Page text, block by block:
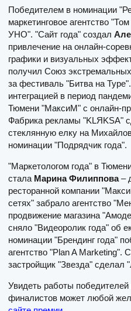
Победителем в номинации
маркетинговое агентство
УНО". "Сайт года" создал
привлечение на онлайн-
графики и визуальных
получил Союз
за фестиваль "Битва на
интеграцией в период
Тюмени "МаксиМ" с онлайн-
Фабрика рекламы "KLЯKSA"
стеклянную елку на
номинации "Подрядчик года".
"Маркетологом года" в
стала Марина Филиппова–
ресторанной компании
сетях" забрало агентство
продвижение магазина
сняло "Видеоролик года" об
номинации "Брендинг года"
агентство "Plan A Marketing".
застройщик "Звезда"
Увидеть работы победителей
финалистов может любой